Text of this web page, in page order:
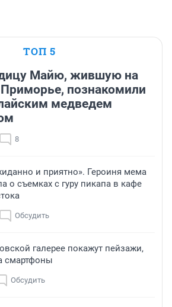
ТОП 5
Майю, жившую на
познакомили
медведем
8
и приятно». Героиня мема
о съемках с гуру пикапа в кафе
Обсудить
галерее покажут пейзажи,
смартфоны
Обсудить